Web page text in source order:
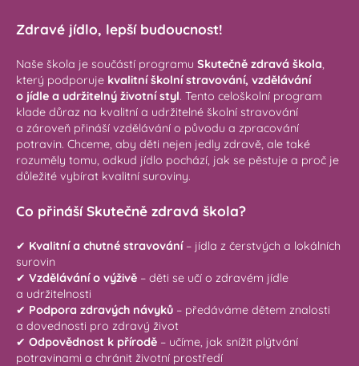
Zdravé jídlo, lepší budoucnost!
Naše škola je součástí programu Skutečně zdravá škola,
který podporuje kvalitní školní stravování, vzdělávání
o jídle a udržitelný životní styl. Tento celoškolní program
klade důraz na kvalitní a udržitelné školní stravování
a zároveň přináší vzdělávání o původu a zpracování
potravin. Chceme, aby děti nejen jedly zdravě, ale také
rozuměly tomu, odkud jídlo pochází, jak se pěstuje a proč je
důležité vybírat kvalitní suroviny.
Co přináší Skutečně zdravá škola?
✔ Kvalitní a chutné stravování– jídla z čerstvých a lokálních
surovin
✔ Vzdělávání o výživě – děti se učí o zdravém jídle
a udržitelnosti
✔ Podpora zdravých návyků – předáváme dětem znalosti
a dovednosti pro zdravý život
✔ Odpovědnost k přírodě – učíme, jak snížit plýtvání
potravinami a chránit životní prostředí